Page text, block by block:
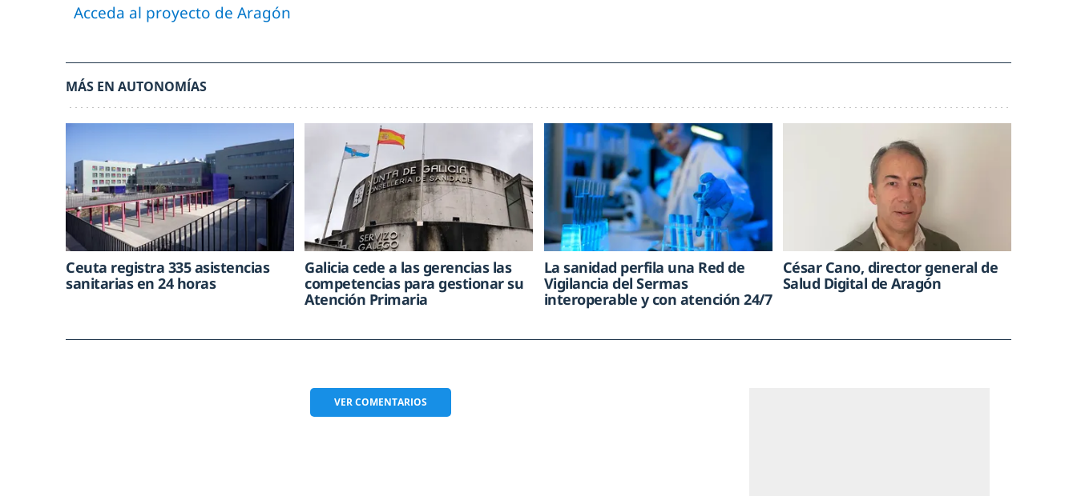
Acceda al proyecto de Aragón
MÁS EN AUTONOMÍAS
Ceuta registra 335 asistencias
sanitarias en 24 horas
Galicia cede a las gerencias las
competencias para gestionar su
Atención Primaria
La sanidad perfila una Red de
Vigilancia del Sermas
interoperable y con atención 24/7
César Cano, director general de
Salud Digital de Aragón
VERCOMENTARIOS